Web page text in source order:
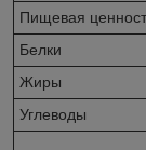
Пищевая
Белки
Жиры
Углеводы